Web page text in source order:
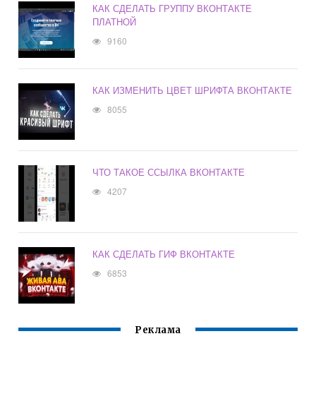
КАК СДЕЛАТЬ ГРУППУ ВКОНТАКТЕ
ПЛАТНОЙ
9160
КАК ИЗМЕНИТЬ ЦВЕТ ШРИФТА ВКОНТАКТЕ
8055
ЧТО ТАКОЕ ССЫЛКА ВКОНТАКТЕ
4207
КАК СДЕЛАТЬ ГИФ ВКОНТАКТЕ
6853
Реклама